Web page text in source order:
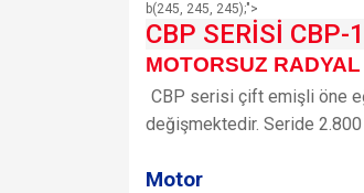
b(245, 245, 245);">
CBP SERİSİ CBP-
MOTORSUZ
CBP serisi çift emişli öne
değişmektedir. Seride 2.800
Motor